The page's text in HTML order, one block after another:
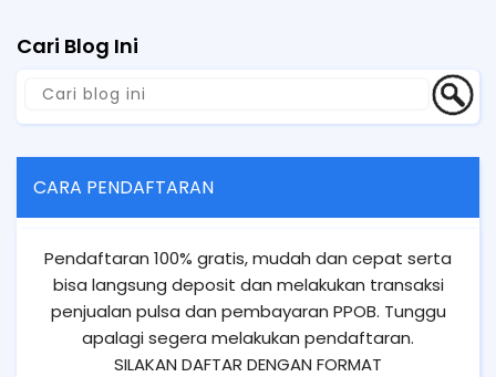
Cari Blog Ini
CARA PENDAFTARAN
Pendaftaran 100% gratis, mudah dan cepat serta
bisa langsung deposit dan melakukan transaksi
penjualan pulsa dan pembayaran PPOB. Tunggu
apalagi segera melakukan pendaftaran.
SILAKAN DAFTAR DENGAN FORMAT